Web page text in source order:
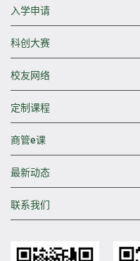
入学申请
科创大赛
校友网络
定制课程
商管e课
最新动态
联系我们